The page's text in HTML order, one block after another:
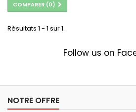
COMPARER (0)
Résultats 1 - 1 sur 1.
Follow us on
NOTRE OFFRE